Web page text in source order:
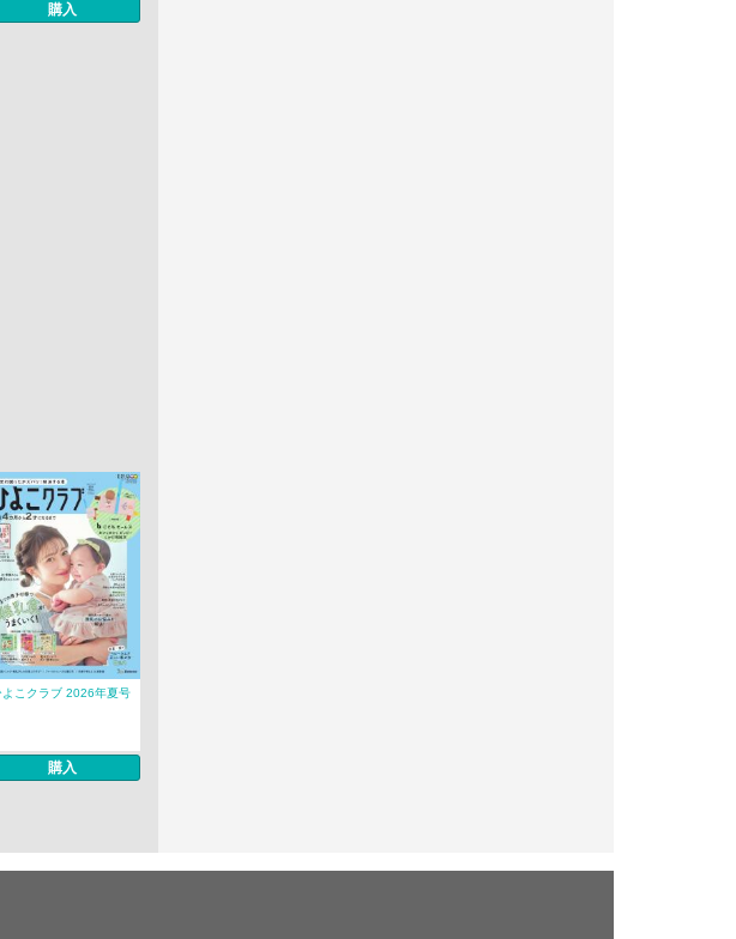
購入
よこクラブ 2026年夏号
購入